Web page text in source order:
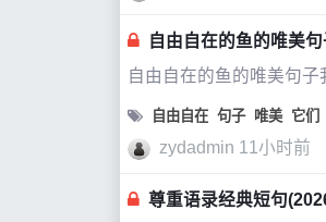
自由自在的鱼的唯美
自由自在的鱼的唯美句
自由自在 句子 唯美 它们
zydadmin 11小时前
尊重语录经典短句